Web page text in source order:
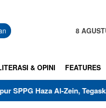
8
& OPINI FEATURES
Zein, Tegaskan Komitmen